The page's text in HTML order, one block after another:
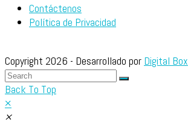
Contáctenos
Política de Privacidad
Copyright 2026 - Desarrollado por Digital Box
Back To Top
×
×